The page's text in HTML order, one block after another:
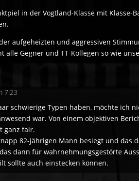
in der Vogtland-Klasse mit Klasse-
aufgeheizten und aggressiven
alle Gegner und TT-Kollegen so wie
7:23
schwierige Typen haben, möchte ich
war. Von einem objektiven
ganz fair.
82-jährigen Mann besiegt und das
dann für wahrnehmungsgestörte
sollte auch einstecken können.